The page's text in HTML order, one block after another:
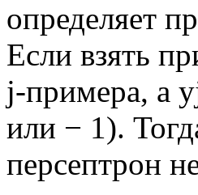
определяет
Если взять
j-примера, а y
или − 1).
персептрон